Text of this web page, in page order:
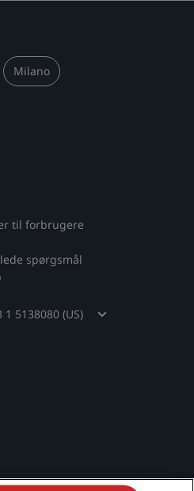
Milano
til forbrugere
spørgsmål
1 5138080 (US)